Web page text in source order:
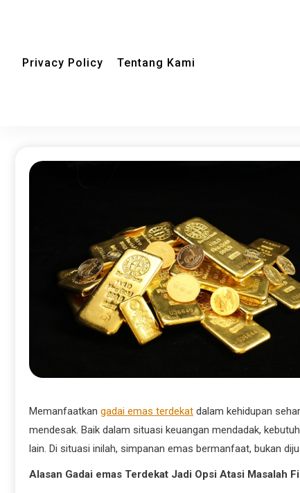
Privacy Policy Tentang Kami
Memanfaatkan gadai emas terdekat dalam kehidupan
mendesak. Baik dalam situasi keuangan mendadak,
lain. Di situasi inilah, simpanan emas bermanfaat, bukan
Alasan Gadai emas Terdekat Jadi Opsi Atasi Masalah